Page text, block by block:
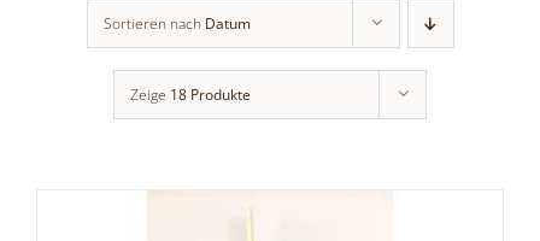
Sortieren nach Datum
Zeige 18 Produkte